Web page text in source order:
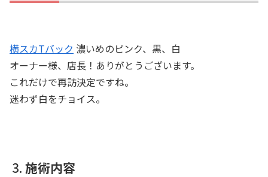
横スカTバック 濃いめのピンク、黒、白
オーナー様、店長！ありがとうございます。
これだけで再訪決定ですね。
迷わず白をチョイス。
施術内容